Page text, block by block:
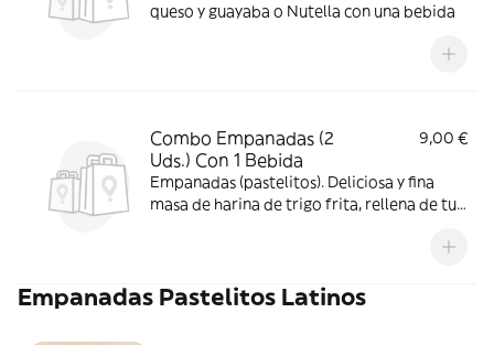
queso y guayaba o Nutella con una bebida
Combo Empanadas (2
Uds.) Con 1 Bebida
9,00 €
Empanadas (pastelitos). Deliciosa y fina
masa de harina de trigo frita, rellena de tus
Empanadas Pastelitos Latinos